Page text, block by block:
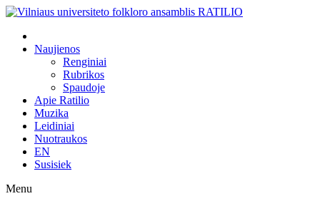
Naujienos
Renginiai
Rubrikos
Spaudoje
Apie Ratilio
Muzika
Leidiniai
Nuotraukos
EN
Susisiek
Menu